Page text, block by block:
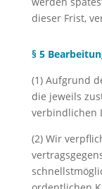
dieser Frist,
§ 5
(1) Aufgrund
die jeweils
verbindlichen
(2) Wir